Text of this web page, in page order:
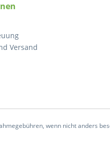
Versand
wenn nicht anders